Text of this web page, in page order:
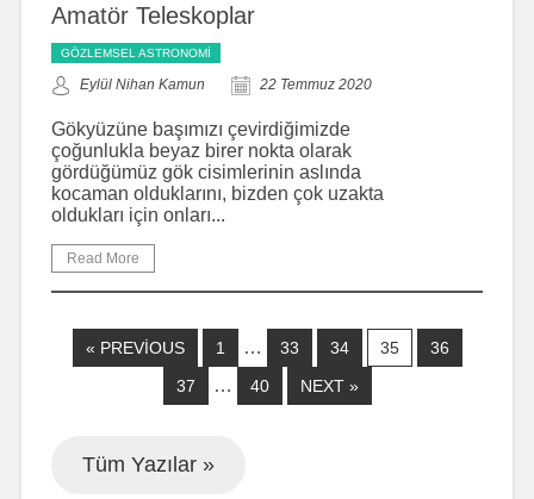
Amatör Teleskoplar
GÖZLEMSEL ASTRONOMI
Eylül Nihan Kamun 22 Temmuz 2020
Gökyüzüne başımızı çevirdiğimizde
çoğunlukla beyaz birer nokta olarak
gördüğümüz gök cisimlerinin aslında
kocaman olduklarını, bizden çok uzakta
oldukları için onları...
Read More
« PREVIOUS 1 … 33 34 35
36
37
… 40 NEXT »
Tüm Yazılar »